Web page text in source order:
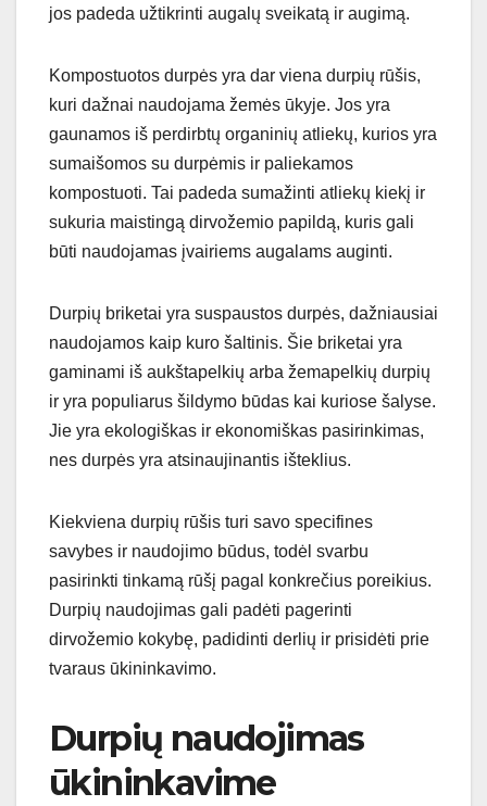
jos padeda užtikrinti augalų sveikatą ir augimą.
Kompostuotos durpės yra dar viena durpių rūšis,
kuri dažnai naudojama žemės ūkyje. Jos yra
gaunamos iš perdirbtų organinių atliekų, kurios yra
sumaišomos su durpėmis ir paliekamos
kompostuoti. Tai padeda sumažinti atliekų kiekį ir
sukuria maistingą dirvožemio papildą, kuris gali
būti naudojamas įvairiems augalams auginti.
Durpių briketai yra suspaustos durpės, dažniausiai
naudojamos kaip kuro šaltinis. Šie briketai yra
gaminami iš aukštapelkių arba žemapelkių durpių
ir yra populiarus šildymo būdas kai kuriose šalyse.
Jie yra ekologiškas ir ekonomiškas pasirinkimas,
nes durpės yra atsinaujinantis išteklius.
Kiekviena durpių rūšis turi savo specifines
savybes ir naudojimo būdus, todėl svarbu
pasirinkti tinkamą rūšį pagal konkrečius poreikius.
Durpių naudojimas gali padėti pagerinti
dirvožemio kokybę, padidinti derlių ir prisidėti prie
tvaraus ūkininkavimo.
Durpių naudojimas
ūkininkavime